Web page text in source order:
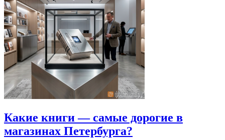
Какие книги — самые дорогие в
магазинах Петербурга?